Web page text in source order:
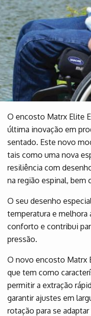
O encosto Matrx Elite
última inovação em
sentado. Este novo
tais como uma nova
resiliência com
na região espinal,
O seu desenho
temperatura e melhora
conforto e contribui
pressão.
O novo encosto Matrx
que tem como
permitir a extração
garantir ajustes em
rotação para se